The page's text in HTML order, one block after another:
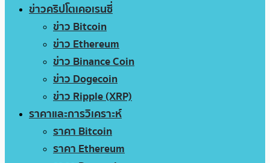
ข่าวคริปโตเคอเรนซี่
ข่าว Bitcoin
ข่าว Ethereum
ข่าว Binance Coin
ข่าว Dogecoin
ข่าว Ripple (XRP)
ราคาและการวิเคราะห์
ราคา Bitcoin
ราคา Ethereum